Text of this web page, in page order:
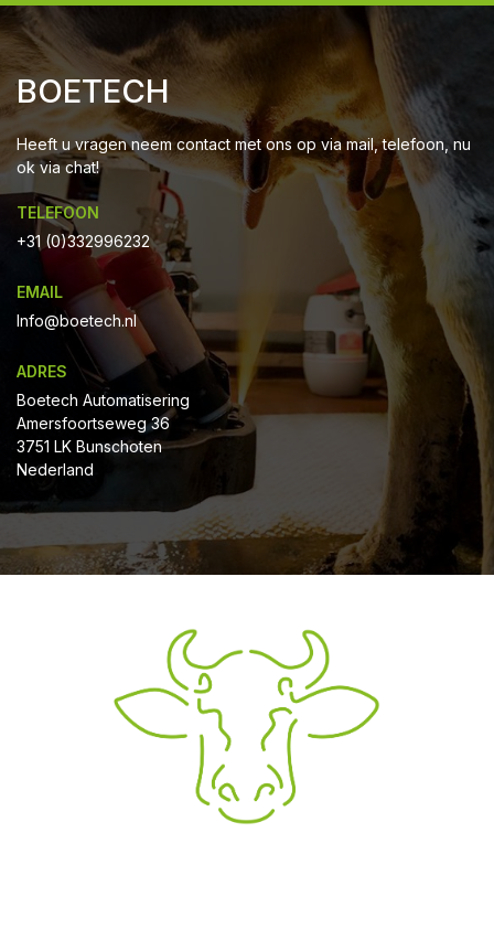
BOETECH
Heeft u vragen neem contact met ons op via mail, telefoon, nu
ok via chat!
TELEFOON
+31 (0)332996232
EMAIL
Info@boetech.nl
ADRES
Boetech Automatisering
Amersfoortseweg 36
3751 LK Bunschoten
Nederland